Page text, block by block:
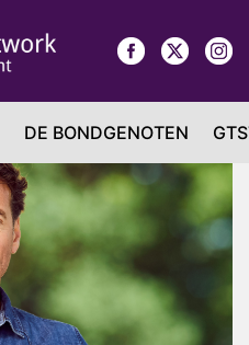
DE BONDGENOTEN